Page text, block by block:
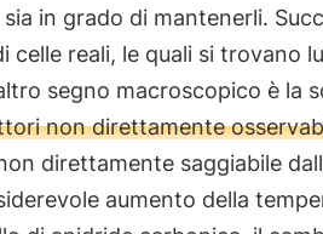
in grado di mantenerli.
celle reali, le quali si trovano
segno macroscopico è la
non direttamente
direttamente saggiabile
aumento della